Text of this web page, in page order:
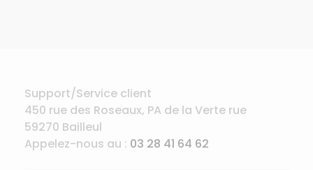
Support/Service client
450 rue des Roseaux, PA de la Verte rue
59270 Bailleul
Appelez-nous au : 03 28 41 64 62